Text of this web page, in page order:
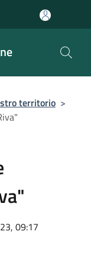
territorio >
09:17